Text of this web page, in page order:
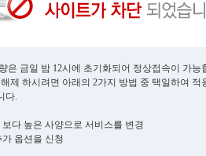
은 금일 밤 12시에 초기화되어 정상접속이 가능
제 하시려면 아래의 2가지 방법 중 택일하여 적
다.
다 높은 사양으로 서비스를 변경
옵션을 신청